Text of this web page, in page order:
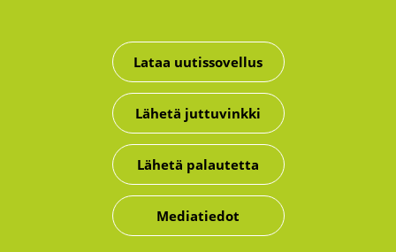
Lataa uutissovellus
Lähetä juttuvinkki
Lähetä palautetta
Mediatiedot